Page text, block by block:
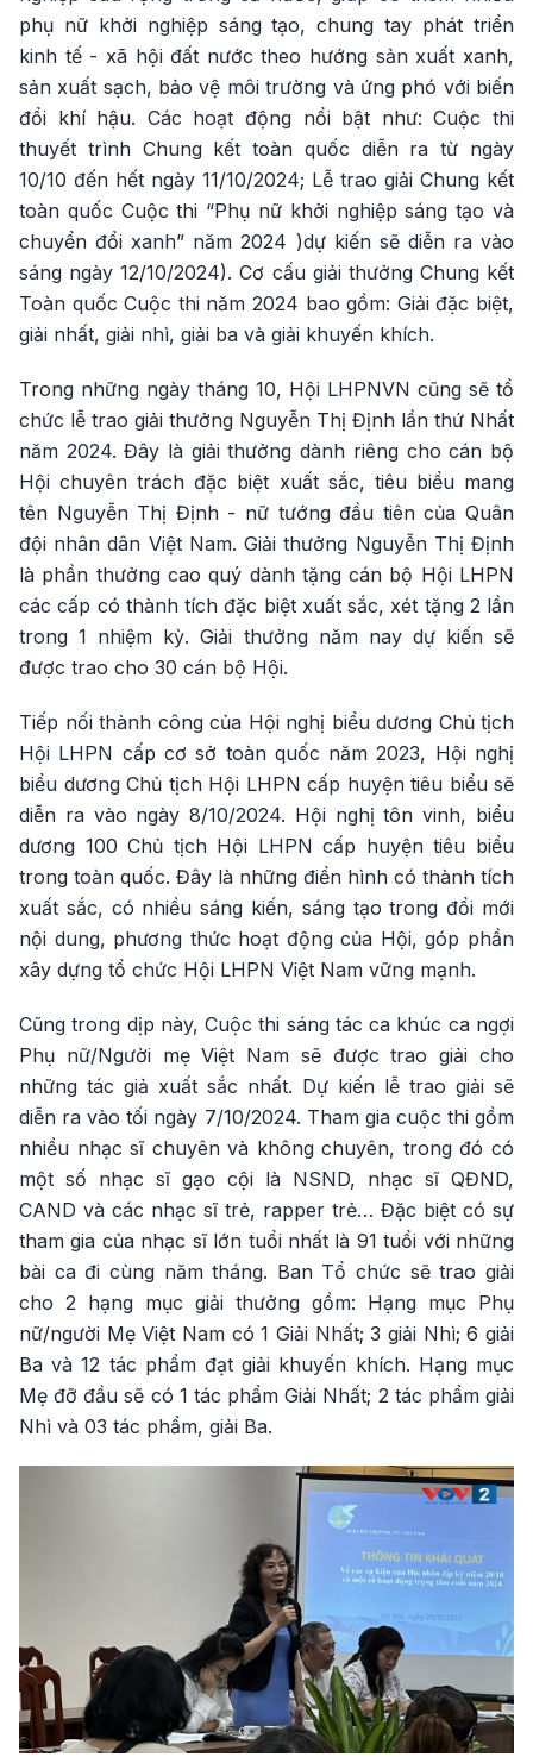
phụ nữ khởi nghiệp sáng tạo, chung tay phát triển
kinh tế - xã hội đất nước theo hướng sản xuất xanh,
sản xuất sạch, bảo vệ môi trường và ứng phó với biến
đổi khí hậu. Các hoạt động nổi bật như: Cuộc thi
thuyết trình Chung kết toàn quốc diễn ra từ ngày
10/10 đến hết ngày 11/10/2024; Lễ trao giải Chung kết
toàn quốc Cuộc thi “Phụ nữ khởi nghiệp sáng tạo và
chuyển đổi xanh” năm 2024 )dự kiến sẽ diễn ra vào
sáng ngày 12/10/2024). Cơ cấu giải thưởng Chung kết
Toàn quốc Cuộc thi năm 2024 bao gồm: Giải đặc biệt,
giải nhất, giải nhì, giải ba và giải khuyến khích.
Trong những ngày tháng 10, Hội LHPNVN cũng sẽ tổ
chức lễ trao giải thưởng Nguyễn Thị Định lần thứ Nhất
năm 2024. Đây là giải thưởng dành riêng cho cán bộ
Hội chuyên trách đặc biệt xuất sắc, tiêu biểu mang
tên Nguyễn Thị Định - nữ tướng đầu tiên của Quân
đội nhân dân Việt Nam. Giải thưởng Nguyễn Thị Định
là phần thưởng cao quý dành tặng cán bộ Hội LHPN
các cấp có thành tích đặc biệt xuất sắc, xét tặng 2 lần
trong 1 nhiệm kỳ. Giải thưởng năm nay dự kiến sẽ
được trao cho 30 cán bộ Hội.
Tiếp nối thành công của Hội nghị biểu dương Chủ tịch
Hội LHPN cấp cơ sở toàn quốc năm 2023, Hội nghị
biểu dương Chủ tịch Hội LHPN cấp huyện tiêu biểu sẽ
diễn ra vào ngày 8/10/2024. Hội nghị tôn vinh, biểu
dương 100 Chủ tịch Hội LHPN cấp huyện tiêu biểu
trong toàn quốc. Đây là những điển hình có thành tích
xuất sắc, có nhiều sáng kiến, sáng tạo trong đổi mới
nội dung, phương thức hoạt động của Hội, góp phần
xây dựng tổ chức Hội LHPN Việt Nam vững mạnh.
Cũng trong dịp này, Cuộc thi sáng tác ca khúc ca ngợi
Phụ nữ/Người mẹ Việt Nam sẽ được trao giải cho
những tác giả xuất sắc nhất. Dự kiến lễ trao giải sẽ
diễn ra vào tối ngày 7/10/2024. Tham gia cuộc thi gồm
nhiều nhạc sĩ chuyên và không chuyên, trong đó có
một số nhạc sĩ gạo cội là NSND, nhạc sĩ QĐND,
CAND và các nhạc sĩ trẻ, rapper trẻ… Đặc biệt có sự
tham gia của nhạc sĩ lớn tuổi nhất là 91 tuổi với những
bài ca đi cùng năm tháng. Ban Tổ chức sẽ trao giải
cho 2 hạng mục giải thưởng gồm: Hạng mục Phụ
nữ/người Mẹ Việt Nam có 1 Giải Nhất; 3 giải Nhì; 6 giải
Ba và 12 tác phẩm đạt giải khuyến khích. Hạng mục
Mẹ đỡ đầu sẽ có 1 tác phẩm Giải Nhất; 2 tác phẩm giải
Nhì và 03 tác phẩm, giải Ba.